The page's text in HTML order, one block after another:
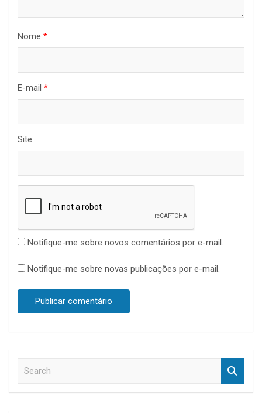
Nome *
E-mail *
Site
Notifique-me sobre novos comentários por e-mail.
Notifique-me sobre novas publicações por e-mail.